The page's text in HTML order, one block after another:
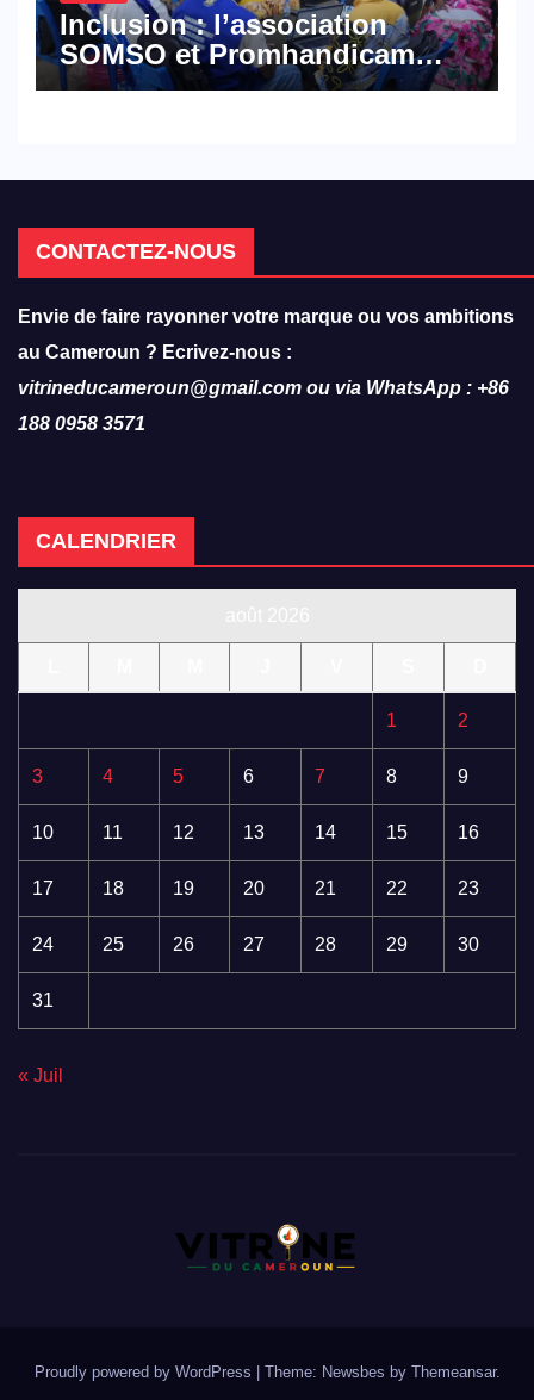
Inclusion : l’association
SOMSO et Promhandicam
militent en faveur d’une
CONTACTEZ-NOUS
Envie de faire rayonner votre marque ou vos ambitions
au Cameroun ? Ecrivez-nous :
vitrineducameroun@gmail.com ou via WhatsApp : +86
188 0958 3571
CALENDRIER
1 2
3 4 5 6 7 8 9
10 11 12 13 14 15 16
17 18 19 20 21 22 23
24 25 26 27 28 29 30
31
« Juil
Proudly powered by WordPress Theme: Newsbes by Themeansar.